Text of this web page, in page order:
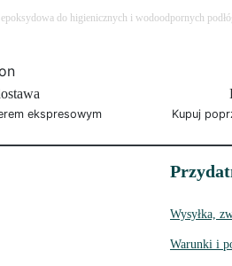
do higienicznych i wodoodpornych
ekspresowym Kupuj
Wysyłka,
Warunki i